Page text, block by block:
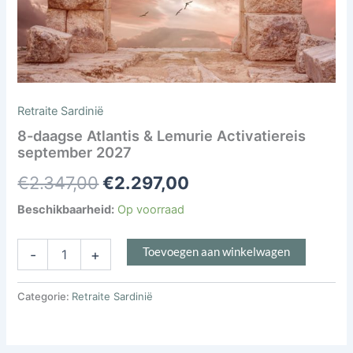
Retraite Sardinië
8-daagse Atlantis & Lemurie Activatiereis
september 2027
€2.347,00€2.297,00
Beschikbaarheid: Op voorraad
- + Toevoegen aan winkelwagen
Categorie: Retraite Sardinië